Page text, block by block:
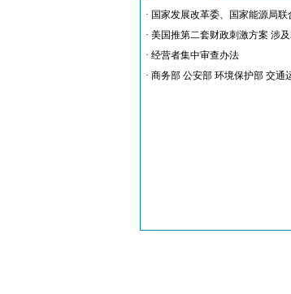
· 国家发展改革委、国家能源局联
· 美国推第二套财政刺激方案 涉
· 经营者集中审查办法
· 商务部 公安部 环境保护部 交通